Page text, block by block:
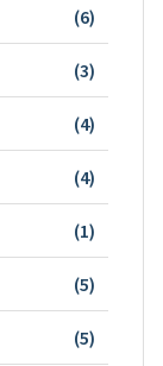
(6)
(3)
(4)
(4)
(1)
(5)
(5)